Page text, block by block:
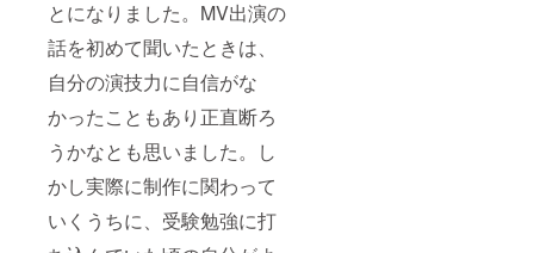
とになりました。MV出演の
話を初めて聞いたときは、
自分の演技力に自信がな
かったこともあり正直断ろ
うかなとも思いました。し
かし実際に制作に関わって
いくうちに、受験勉強に打